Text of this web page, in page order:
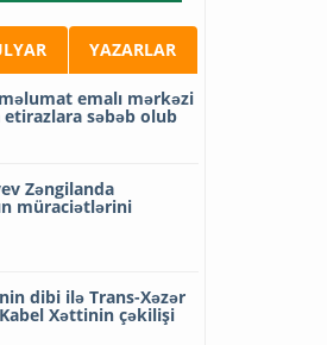
YAZARLAR
emalı mərkəzi
səbəb olub
Zəngilanda
müraciətlərini
dibi ilə Trans-Xəzər
Xəttinin çəkilişi